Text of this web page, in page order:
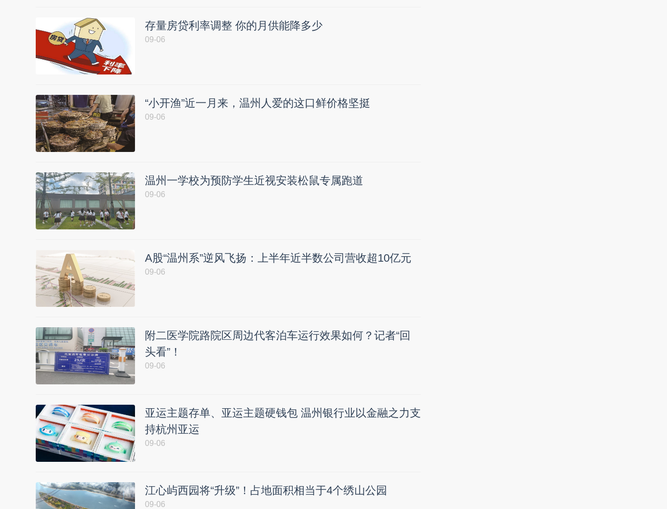
存量房贷利率调整 你的月供能降多少
09-06
“小开渔”近一月来，温州人爱的这口鲜价格坚挺
09-06
温州一学校为预防学生近视安装松鼠专属跑道
09-06
A股“温州系”逆风飞扬：上半年近半数公司营收超10亿元
09-06
附二医学院路院区周边代客泊车运行效果如何？记者“回
头看”！
09-06
亚运主题存单、亚运主题硬钱包 温州银行业以金融之力支
持杭州亚运
09-06
江心屿西园将“升级”！占地面积相当于4个绣山公园
09-06